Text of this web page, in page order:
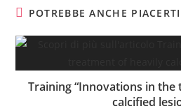
POTREBBE ANCHE PIACERTI
Training “Innovations in
calcified